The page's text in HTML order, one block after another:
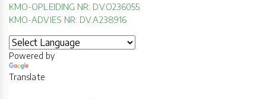
KMO-OPLEIDING NR: DV.O236055
KMO-ADVIES NR: DV.A238916
Powered by
Translate